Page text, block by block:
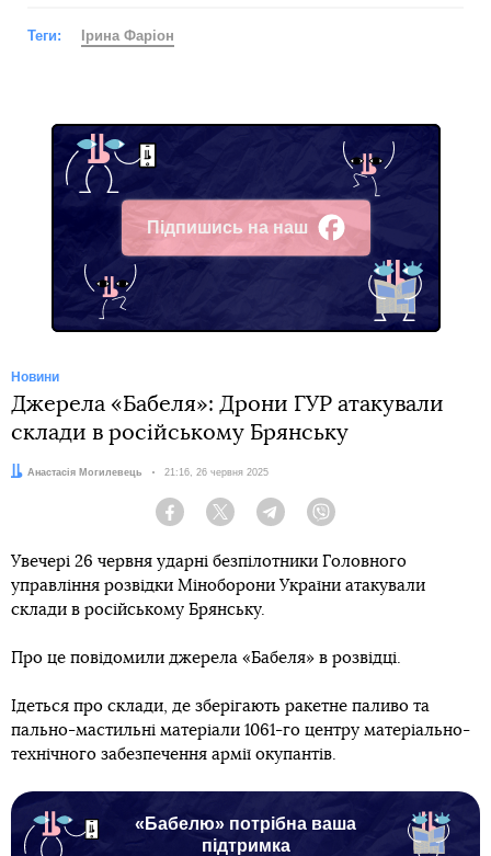
Теги: Ірина Фаріон
Підпишись на наш
Facebook
Новини
Джерела «Бабеля»: Дрони ГУР атакували
склади в російському Брянську
Автор:
Анастасія Могилевець Дата:
21:16, 26 червня 2025
Facebook Twitter Telegram
Увечері 26 червня ударні безпілотники Головного
управління розвідки Міноборони України атакували
склади в російському Брянську.
Про це повідомили джерела «Бабеля» в розвідці.
Ідеться про склади, де зберігають ракетне паливо та
пально-мастильні матеріали 1061-го центру матеріально-
технічного забезпечення армії окупантів.
«Бабелю» потрібна ваша
підтримка